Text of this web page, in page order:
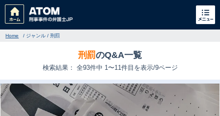
Home / ジャンル /刑罰
刑罰のQ&A一覧
検索結果： 全93件中 1〜11件目を表示/9ページ